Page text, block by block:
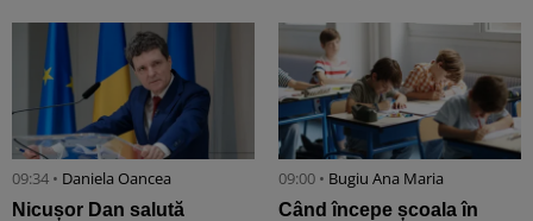
09:34 • Daniela Oancea
Nicușor Dan salută
09:00 • Bugiu ⁠Ana Maria
Când începe școala în